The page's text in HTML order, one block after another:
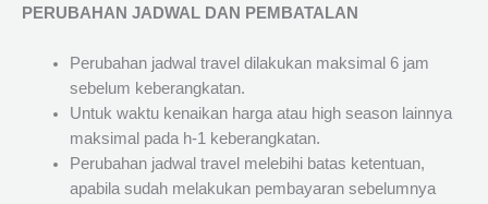
PERUBAHAN JADWAL DAN PEMBATALAN
Perubahan jadwal travel dilakukan maksimal 6 jam
sebelum keberangkatan.
Untuk waktu kenaikan harga atau high season lainnya
maksimal pada h-1 keberangkatan.
Perubahan jadwal travel melebihi batas ketentuan,
apabila sudah melakukan pembayaran sebelumnya